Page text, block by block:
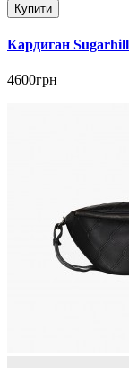
Купити
Кардиган
4600грн